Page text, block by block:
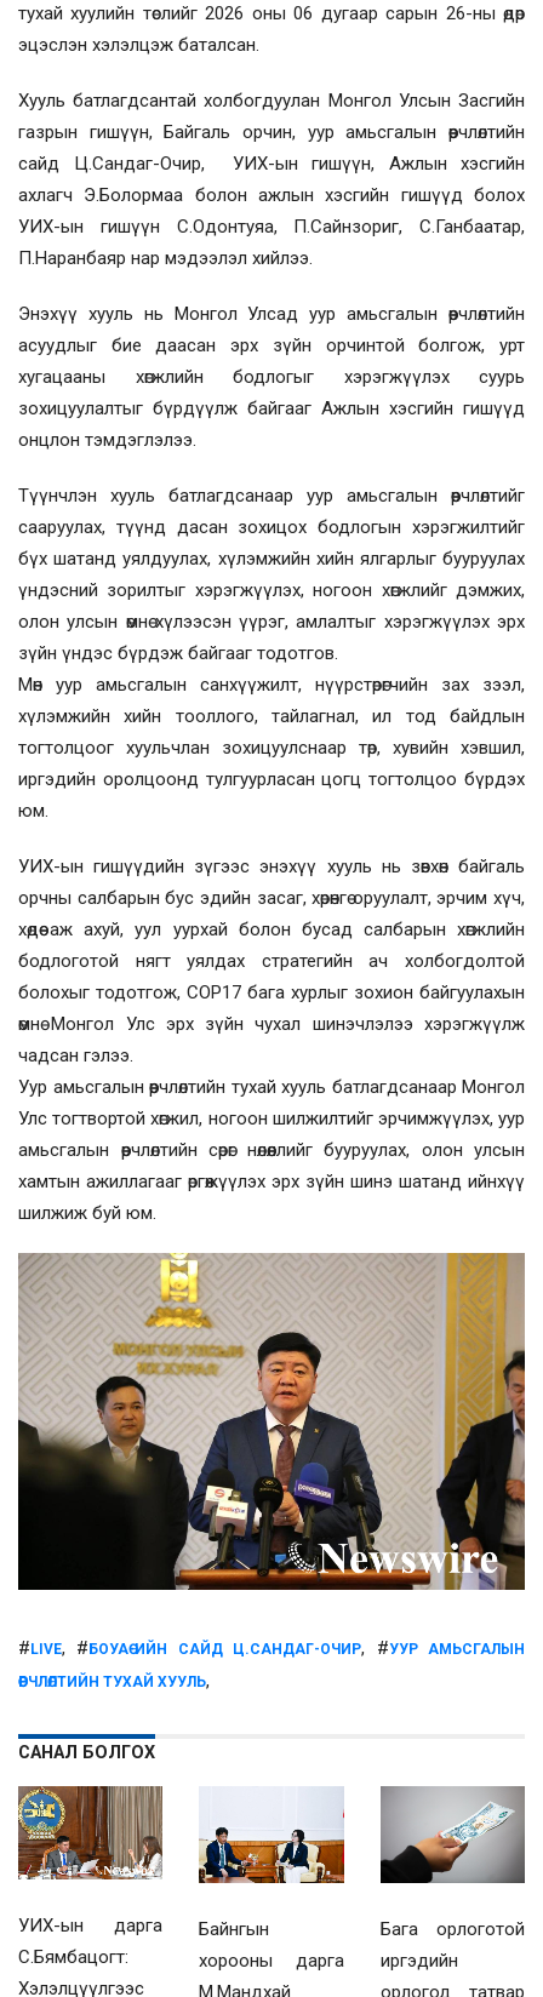
тухай хуулийн төслийг 2026 оны 06 дугаар сарын 26-ны өдөр
эцэслэн хэлэлцэж баталсан.
Хууль батлагдсантай холбогдуулан Монгол Улсын Засгийн
газрын гишүүн, Байгаль орчин, уур амьсгалын өөрчлөлтийн
сайд Ц.Сандаг-Очир, УИХ-ын гишүүн, Ажлын хэсгийн
ахлагч Э.Болормаа болон ажлын хэсгийн гишүүд болох
УИХ-ын гишүүн С.Одонтуяа, П.Сайнзориг, С.Ганбаатар,
П.Наранбаяр нар мэдээлэл хийлээ.
Энэхүү хууль нь Монгол Улсад уур амьсгалын өөрчлөлтийн
асуудлыг бие даасан эрх зүйн орчинтой болгож, урт
хугацааны хөгжлийн бодлогыг хэрэгжүүлэх суурь
зохицуулалтыг бүрдүүлж байгааг Ажлын хэсгийн гишүүд
онцлон тэмдэглэлээ.
Түүнчлэн хууль батлагдсанаар уур амьсгалын өөрчлөлтийг
сааруулах, түүнд дасан зохицох бодлогын хэрэгжилтийг
бүх шатанд уялдуулах, хүлэмжийн хийн ялгарлыг бууруулах
үндэсний зорилтыг хэрэгжүүлэх, ногоон хөгжлийг дэмжих,
олон улсын өмнө хүлээсэн үүрэг, амлалтыг хэрэгжүүлэх эрх
зүйн үндэс бүрдэж байгааг тодотгов.
Мөн уур амьсгалын санхүүжилт, нүүрстөрөгчийн зах зээл,
хүлэмжийн хийн тооллого, тайлагнал, ил тод байдлын
тогтолцоог хуульчлан зохицуулснаар төр, хувийн хэвшил,
иргэдийн оролцоонд тулгуурласан цогц тогтолцоо бүрдэх
юм.
УИХ-ын гишүүдийн зүгээс энэхүү хууль нь зөвхөн байгаль
орчны салбарын бус эдийн засаг, хөрөнгө оруулалт, эрчим хүч,
хөдөө аж ахуй, уул уурхай болон бусад салбарын хөгжлийн
бодлоготой нягт уялдах стратегийн ач холбогдолтой
болохыг тодотгож, COP17 бага хурлыг зохион байгуулахын
өмнө Монгол Улс эрх зүйн чухал шинэчлэлээ хэрэгжүүлж
чадсан гэлээ.
Уур амьсгалын өөрчлөлтийн тухай хууль батлагдсанаар Монгол
Улс тогтвортой хөгжил, ногоон шилжилтийг эрчимжүүлэх, уур
амьсгалын өөрчлөлтийн сөрөг нөлөөллийг бууруулах, олон улсын
хамтын ажиллагааг өргөжүүлэх эрх зүйн шинэ шатанд ийнхүү
шилжиж буй юм.
# LIVE, # БОУАӨ-ИЙН САЙД Ц.САНДАГ-ОЧИР, #УУР АМЬСГАЛЫН
ӨӨРЧЛӨЛТИЙН ТУХАЙ ХУУЛЬ,
САНАЛ БОЛГОХ
УИХ-ын дарга
С.Бямбацогт:
Хэлэлцүүлгээс
Байнгын
хорооны дарга
М.Мандхай
Бага орлоготой
иргэдийн
орлогод татвар